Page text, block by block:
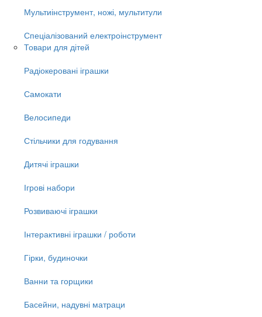
Мультиінструмент, ножі, мультитули
Спеціалізований електроінструмент
Товари для дітей
Радіокеровані іграшки
Самокати
Велосипеди
Стільчики для годування
Дитячі іграшки
Ігрові набори
Розвиваючі іграшки
Інтерактивні іграшки / роботи
Гірки, будиночки
Ванни та горщики
Басейни, надувні матраци